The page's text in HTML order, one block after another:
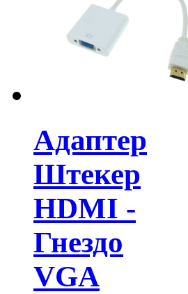
Адаптер
Штекер
HDMI -
Гнездо
VGA